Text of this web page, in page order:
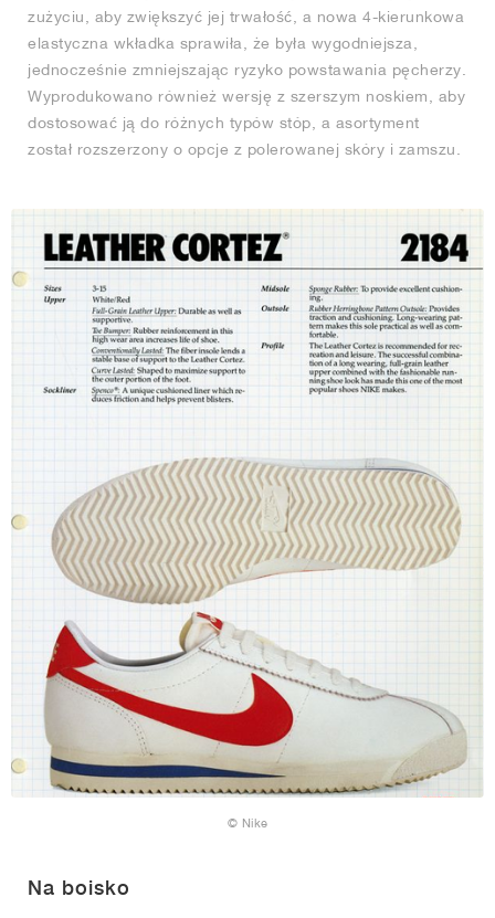
zużyciu, aby zwiększyć jej trwałość, a nowa 4-kierunkowa
elastyczna wkładka sprawiła, że była wygodniejsza,
jednocześnie zmniejszając ryzyko powstawania pęcherzy.
Wyprodukowano również wersję z szerszym noskiem, aby
dostosować ją do różnych typów stóp, a asortyment
został rozszerzony o opcje z polerowanej skóry i zamszu.
© Nike
Na boisko